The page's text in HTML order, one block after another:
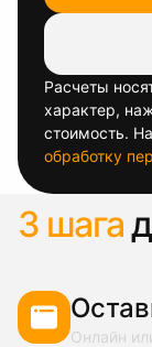
Расчеты
характер,
стоимость.
обработку
3 шага
Онлайн